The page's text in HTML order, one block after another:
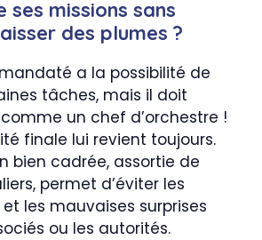
ses missions sans
des plumes ?
a la possibilité de
tâches, mais il doit
un chef d’orchestre !
finale lui revient toujours.
bien cadrée, assortie de
permet d’éviter les
les mauvaises surprises
ou les autorités.